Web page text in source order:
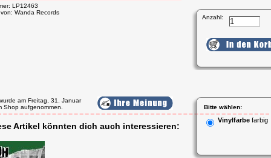
Anzahl:
LP12463
Wanda Records
Bitte wählen:
Vinylfarbe farbig
am Freitag, 31. Januar
Shop aufgenommen.
Artikel könnten dich auch interessieren: